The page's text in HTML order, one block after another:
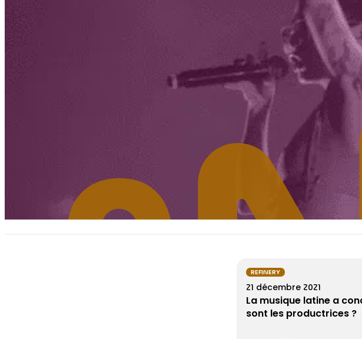
REFINERY
21 décembre 2021
La musique latine a
sont les productrices ?